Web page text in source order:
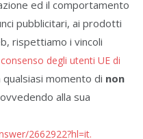
ed il comportamento
pubblicitari, ai prodotti
rispettiamo i vincoli
degli utenti UE di
qualsiasi momento di non
alla sua
2662922?hl=it.